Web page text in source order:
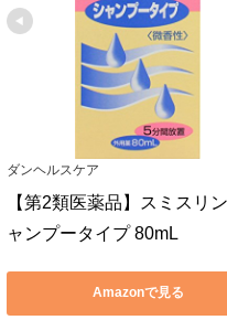
ダンヘルスケア
【第2類医薬品】スミスリ
ャンプータイプ 80mL
Amazonで見る